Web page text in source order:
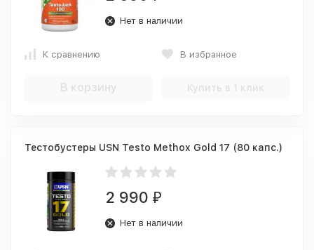
Нет в наличии
К сравнению В избранное
В корзину Купить в 1 клик
Тестобустеры USN Testo Methox Gold 17 (80 капс.)
2 990 ₽
Нет в наличии